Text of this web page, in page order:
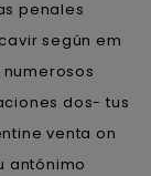
penales
según em
dos- tus
venta on
antónimo